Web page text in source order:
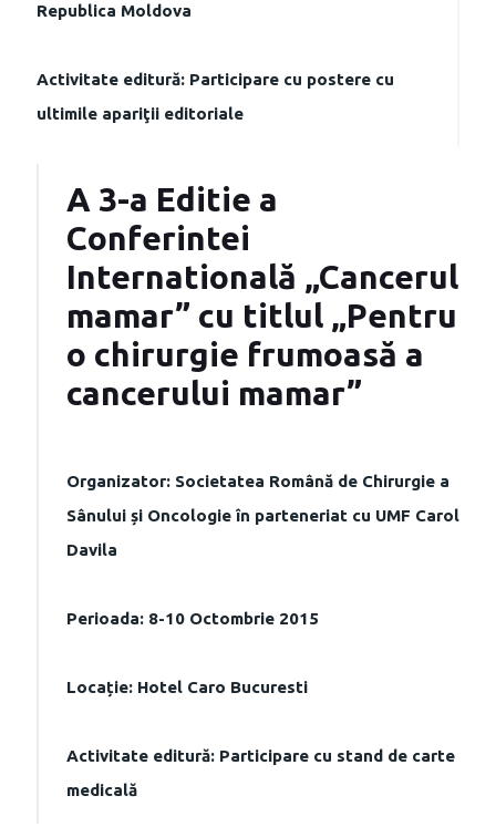
Republica Moldova
Activitate editură: Participare cu postere cu
ultimile apariţii editoriale
A 3-a Editie a
Conferintei
Internatională „Cancerul
mamar” cu titlul „Pentru
o chirurgie frumoasă a
cancerului mamar”
Organizator: Societatea Română de Chirurgie a
Sânului și Oncologie în parteneriat cu UMF Carol
Davila
Perioada: 8-10 Octombrie 2015
Locație: Hotel Caro Bucuresti
Activitate editură: Participare cu stand de carte
medicală